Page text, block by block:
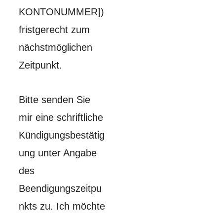
KONTONUMMER])
fristgerecht zum
nächstmöglichen
Zeitpunkt.
Bitte senden Sie
mir eine schriftliche
Kündigungsbestätig
ung unter Angabe
des
Beendigungszeitpu
nkts zu. Ich möchte